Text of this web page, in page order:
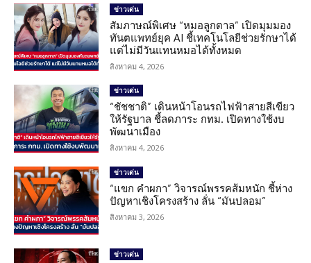
ข่าวเด่น
สัมภาษณ์พิเศษ “หมอลูกตาล” เปิดมุมมอง
ทันตแพทย์ยุค AI ชี้เทคโนโลยีช่วยรักษาได้
แต่ไม่มีวันแทนหมอได้ทั้งหมด
สิงหาคม 4, 2026
ข่าวเด่น
“ชัชชาติ” เดินหน้าโอนรถไฟฟ้าสายสีเขียว
ให้รัฐบาล ชี้ลดภาระ กทม. เปิดทางใช้งบ
พัฒนาเมือง
สิงหาคม 4, 2026
ข่าวเด่น
“แขก คำผกา” วิจารณ์พรรคส้มหนัก ชี้ห่าง
ปัญหาเชิงโครงสร้าง ลั่น “มันปลอม”
สิงหาคม 3, 2026
ข่าวเด่น